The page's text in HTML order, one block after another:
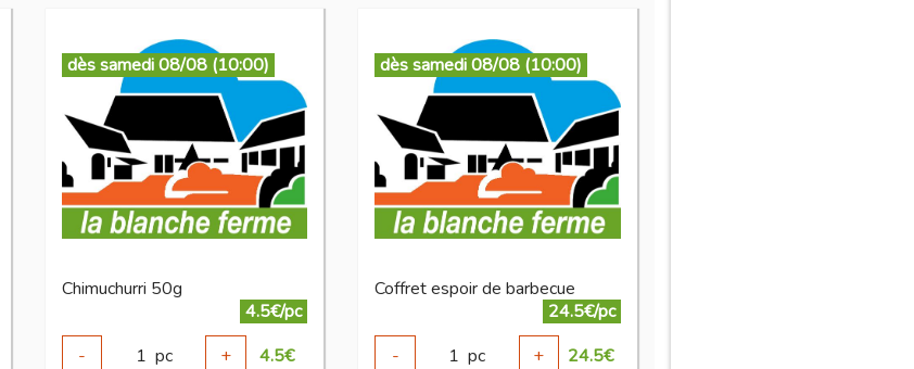
dès samedi 08/08 (10:00)
Chimuchurri 50g
4.5€/pc
-
1 pc + 4.5€
dès samedi 08/08 (10:00)
Coffret espoir de barbecue
24.5€/pc
-
1 pc + 24.5€